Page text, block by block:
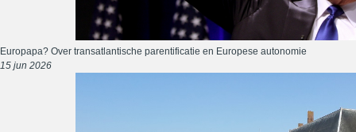
Europapa? Over transatlantische parentificatie en Europese autonomie
15 jun 2026